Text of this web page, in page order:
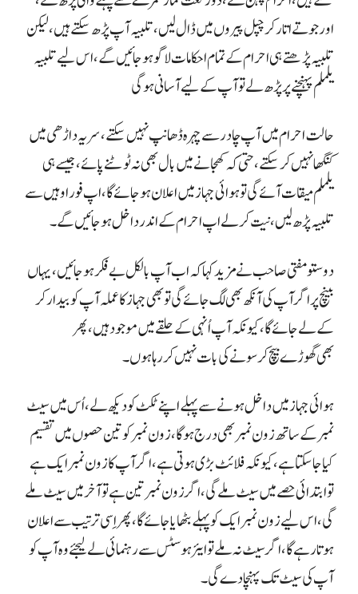
اور جوتے اتار کر چپل پیروں میں ڈال لیں، تلبیہ آپ پڑھ سکتے ہیں، لیکن
تلبیہ پڑھتے ہی احرام کے تمام احکامات لاگو ہو جائیں گے، اس لیے تلبیہ
یلملم پہنچنے پر پڑھ لے تو آپ کے لیے آسانی ہوگی
حالت احرام میں آپ چادر سے چہرہ ڈھانپ نہیں سکتے، سر یہ داڑھی میں
کنگھا نہیں کر سکتے، حتی کہ کھجانے میں بال بھی نہ ٹوٹنے پائے، جیسے ہی
یلملم میقات آئے گی تو ہوائی جہاز میں اعلان ہو جائے گا، اپ فورا وہیں سے
تلبیہ پڑھ لیں، نیت کر لے اپ احرام کے اندر داخل ہو جائیں گے۔
دوستو مفتی صاحب نے مزید کہا کہ اب آپ بالکل بے فکر ہو جائیں، یہاں
بینچ پر اگر آپ کی آنکھ بھی لگ جائے گی تو بھی جہاز کا عملہ آپ کو بیدار کر
کے لے جائے گا، کیونکہ آپ اُنہی کے حلقے میں موجود ہیں، پھر
بھی گھوڑے بیچ کر سونے کی بات نہیں کر رہا ہوں۔
ہوائی جہاز میں داخل ہونے سے پہلے اپنے ٹکٹ کو دیکھ لے، اُس میں سیٹ
نمبر کے ساتھ زون نمبر بھی درج ہوگا، زون نمبر کو تین حصوں میں تقسیم
کیا جا سکتا ہے، کیونکہ فلائٹ بڑی ہوتی ہے، اگر آپ کا زون نمبر ایک ہے
تو ابتدائی حصے میں سیٹ ملے گی، اگر زون نمبر تین ہے تو آخر میں سیٹ ملے
گی، اس لیے زون نمبر ایک کو پہلے بٹھایا جائے گا، پھر اِسی ترتیب سے اعلان
ہوتا رہے گا، اگر سیٹ نہ ملے تو ایئر ہوسٹس سے رہنمائی لے لیجئے وہ آپ کو
آپ کی سیٹ تک پہنچا دے گی۔